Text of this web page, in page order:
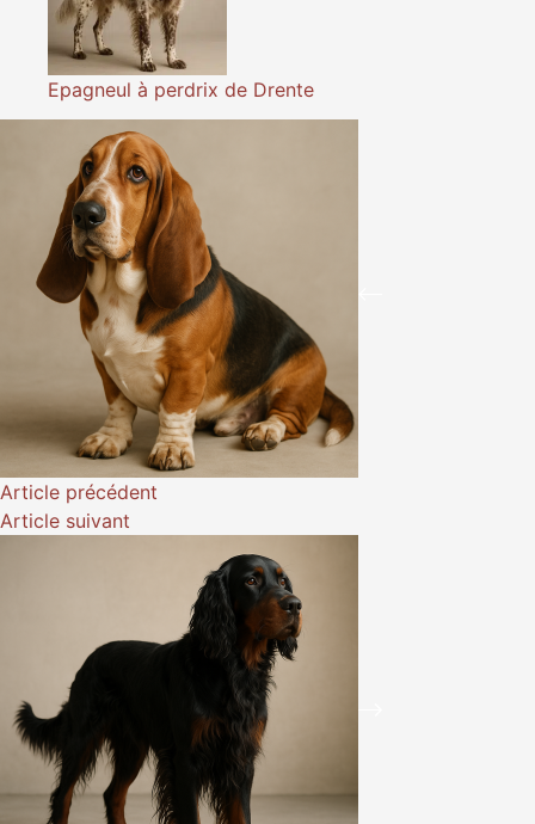
Epagneul à perdrix de Drente
Article précédent
Article suivant